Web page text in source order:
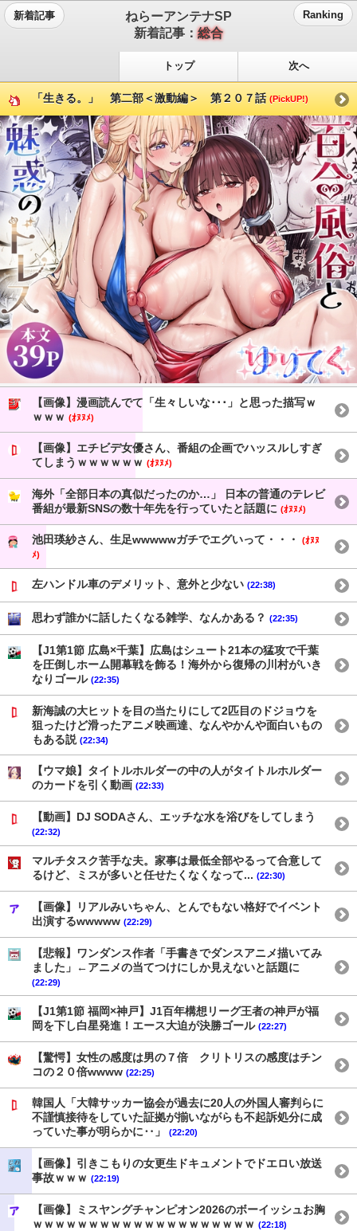
新着記事
ねらーアンテナSP
新着記事：総合
Ranking
トップ 次へ
「生きる。」 第二部＜激動編＞ 第２０７話 (PickUP!)
【画像】漫画読んでて「生々しいな･･･」と思った描写ｗ
ｗｗｗ (ｵﾇﾇﾒ)
【画像】エチビデ女優さん、番組の企画でハッスルしすぎ
てしまうｗｗｗｗｗｗ (ｵﾇﾇﾒ)
海外「全部日本の真似だったのか…」 日本の普通のテレビ
番組が最新SNSの数十年先を行っていたと話題に (ｵﾇﾇﾒ)
池田瑛紗さん、生足wwwwwガチでエグいって・・・
(ｵﾇﾇ
ﾒ)
左ハンドル車のデメリット、意外と少ない (22:38)
思わず誰かに話したくなる雑学、なんかある？ (22:35)
【J1第1節 広島×千葉】広島はシュート21本の猛攻で千葉
を圧倒しホーム開幕戦を飾る！海外から復帰の川村がいき
なりゴール (22:35)
新海誠の大ヒットを目の当たりにして2匹目のドジョウを
狙ったけど滑ったアニメ映画達、なんやかんや面白いもの
もある説 (22:34)
【ウマ娘】タイトルホルダーの中の人がタイトルホルダー
のカードを引く動画 (22:33)
【動画】DJ SODAさん、エッチな水を浴びをしてしまう
(22:32)
マルチタスク苦手な夫。家事は最低全部やるって合意して
るけど、ミスが多いと任せたくなくなって... (22:30)
【画像】リアルみいちゃん、とんでもない格好でイベント
出演するwwwww (22:29)
【悲報】ワンダンス作者「手書きでダンスアニメ描いてみ
ました」←アニメの当てつけにしか見えないと話題に
(22:29)
【J1第1節 福岡×神戸】J1百年構想リーグ王者の神戸が福
岡を下し白星発進！エース大迫が決勝ゴール (22:27)
【驚愕】女性の感度は男の７倍 クリトリスの感度はチン
コの２０倍wwww (22:25)
韓国人「大韓サッカー協会が過去に20人の外国人審判らに
不謹慎接待をしていた証拠が揃いながらも不起訴処分に成
っていた事が明らかに‥」
(22:20)
【画像】引きこもりの女更生ドキュメントでドエロい放送
事故ｗｗｗ (22:19)
【画像】ミスヤングチャンピオン2026のボーイッシュお胸
ｗｗｗｗｗｗｗｗｗｗｗｗｗｗｗｗｗｗｗｗ (22:18)